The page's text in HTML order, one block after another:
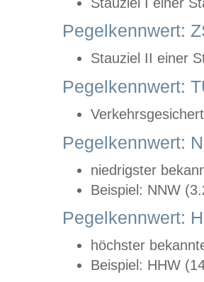
Pegelkennwert:
Stauziel II einer
Pegelkennwert:
Pegelkennwert:
niedrigster
Beispiel: NNW
Pegelkennwert:
höchster
Beispiel: HHW